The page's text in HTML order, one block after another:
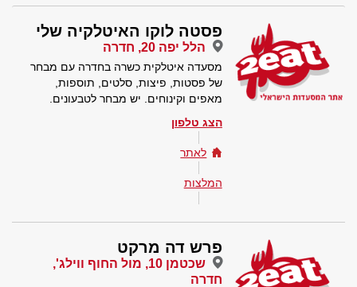
פסטה לוקו האיטלקיה שלי
הלל יפה 20, חדרה
מסעדה איטלקית כשרה בחדרה עם מבחר
של פסטות, פיצות, סלטים, תוספות,
מאפים וקינוחים. יש מבחר לטבעונים.
הצג טלפון
לאתר
המלצות
פרש דה מרקט
שכטמן 10, מול החוף ווילג',
חדרה